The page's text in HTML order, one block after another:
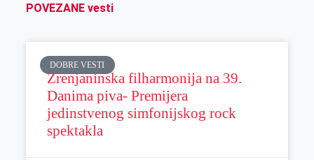
POVEZANE vesti
DOBRE VESTI
Zrenjaninska filharmonija na 39.
Danima piva- Premijera
jedinstvenog simfonijskog rock
spektakla